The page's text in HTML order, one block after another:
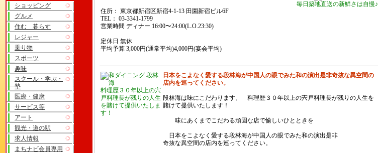
ショッピング
グルメ
住む 暮らす
レジャー
乗り物
スポーツ
趣味
スクール・学ぶ・
塾
医療・健康
サービス等
アート
観光・道の駅
求人情報
まちナビ会員専用
住所： 東京都新宿区新宿4-1-13 田園新宿ビル6F
TEL： 03-3341-1799
営業時間 ディナー 16:00〜24:00(L.O.23:30)
定休日 無休
平均予算 3,000円(通常平均)4,000円(宴会平均)
毎日築地直送の新鮮さは自慢♪
料理歴３０年以上の宍
戸料理長が残りの人生
を賭けて提供いたしま
す！
日本をこよなく愛する段林海が中国人の眼でみた和の演出是非奇抜な異空間の
店内を巡ってください。
段林海は味にこだわります。 料理歴３０年以上の宍戸料理長が残りの人生を
賭けて提供いたします！
味にあくまでこだわる頑固な店で愉しいひとときを
日本をこよなく愛する段林海が中国人の眼でみた和の演出是非
奇抜な異空間の店内を巡ってください。